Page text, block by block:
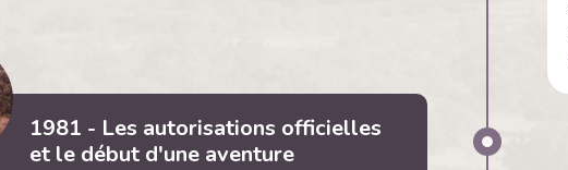
1981 - Les autorisations officielles
et le début d'une aventure